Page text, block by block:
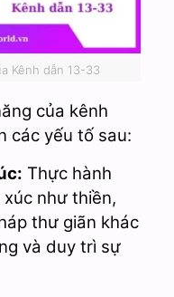
Kênh dẫn 13-33
của kênh
các yếu tố sau:
Thực hành
như thiền,
thư giãn khác
và duy trì sự